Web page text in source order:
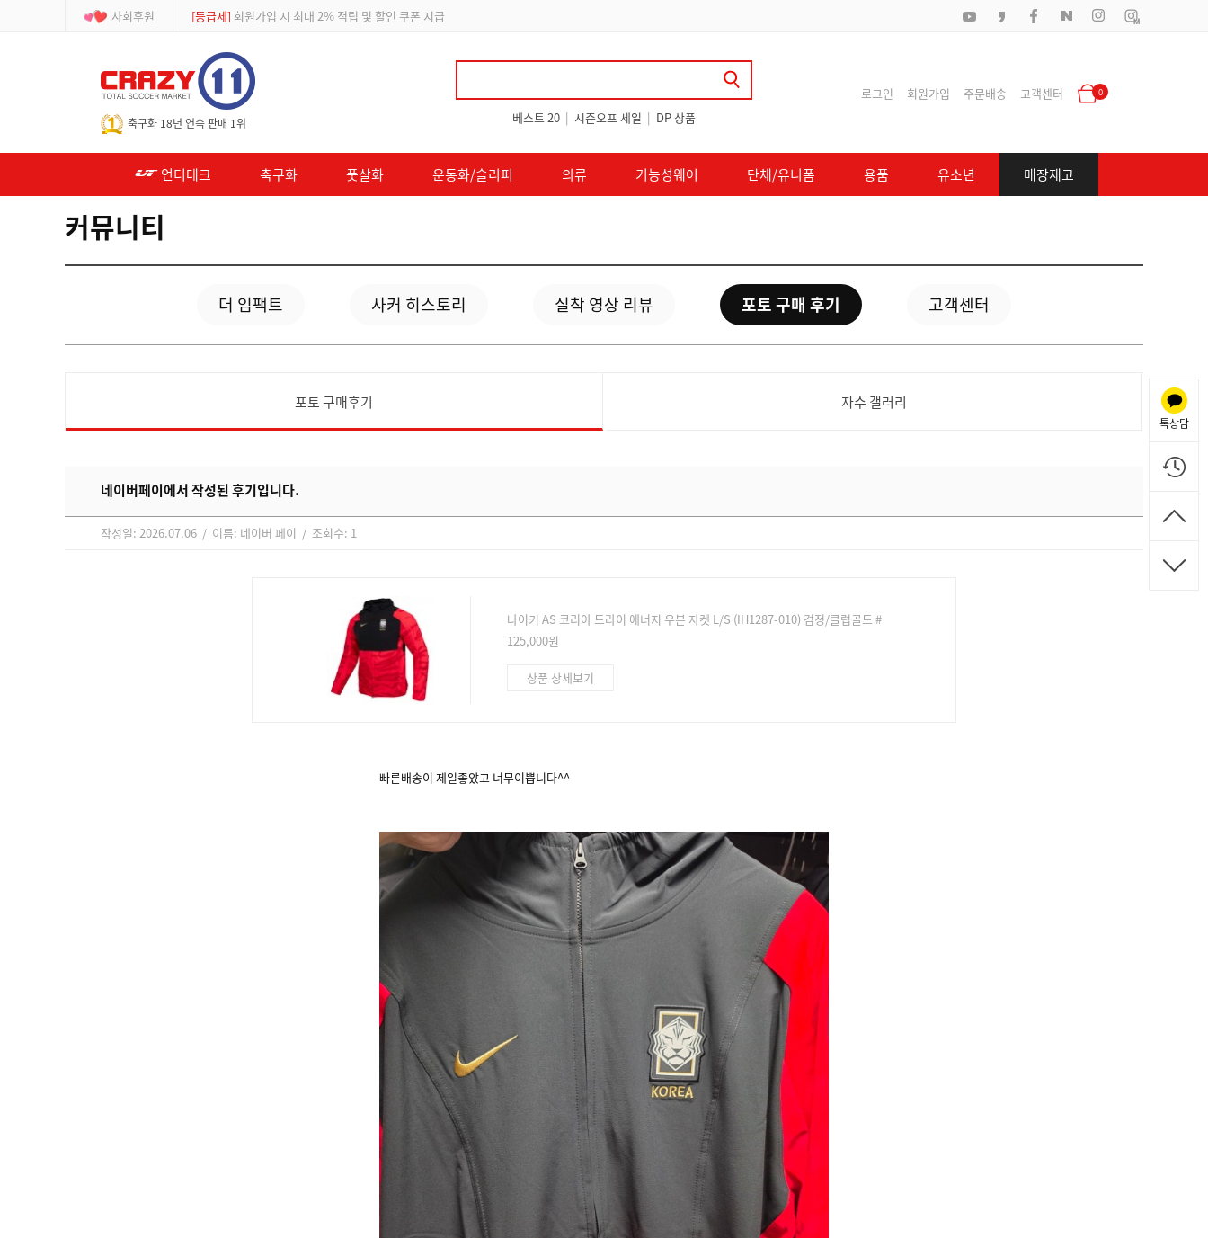
사회후원 [등급제] 회원가입 시 최대 2% 적립 및 할인 쿠폰 지급
축구화 18년 연속 판매 1위 베스트 20 | 시즌오프 세일 | DP 상품
로그인 회원가입 주문배송 고객센터 0
언더테크 축구화 풋살화 운동화/슬리퍼 의류 기능성웨어 단체/유니폼 용품 유소년 매장재고
커뮤니티
더 임팩트 사커 히스토리 실착 영상 리뷰 포토 구매 후기 고객센터
포토 구매후기 자수 갤러리
네이버페이에서 작성된 후기입니다.
작성일: 2026.07.06 / 이름: 네이버 페이 / 조회수: 1
나이키 AS 코리아 드라이 에너지 우븐 자켓 L/S (IH1287-010) 검정/클럽골드 #
125,000원
상품 상세보기
빠른배송이 제일좋았고 너무이쁩니다^^
톡상담